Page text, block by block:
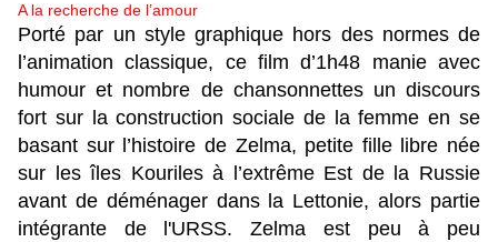
A la recherche de l’amour
Porté par un style graphique hors des normes de
l’animation classique, ce film d’1h48 manie avec
humour et nombre de chansonnettes un discours
fort sur la construction sociale de la femme en se
basant sur l’histoire de Zelma, petite fille libre née
sur les îles Kouriles à l’extrême Est de la Russie
avant de déménager dans la Lettonie, alors partie
intégrante de l'URSS. Zelma est peu à peu